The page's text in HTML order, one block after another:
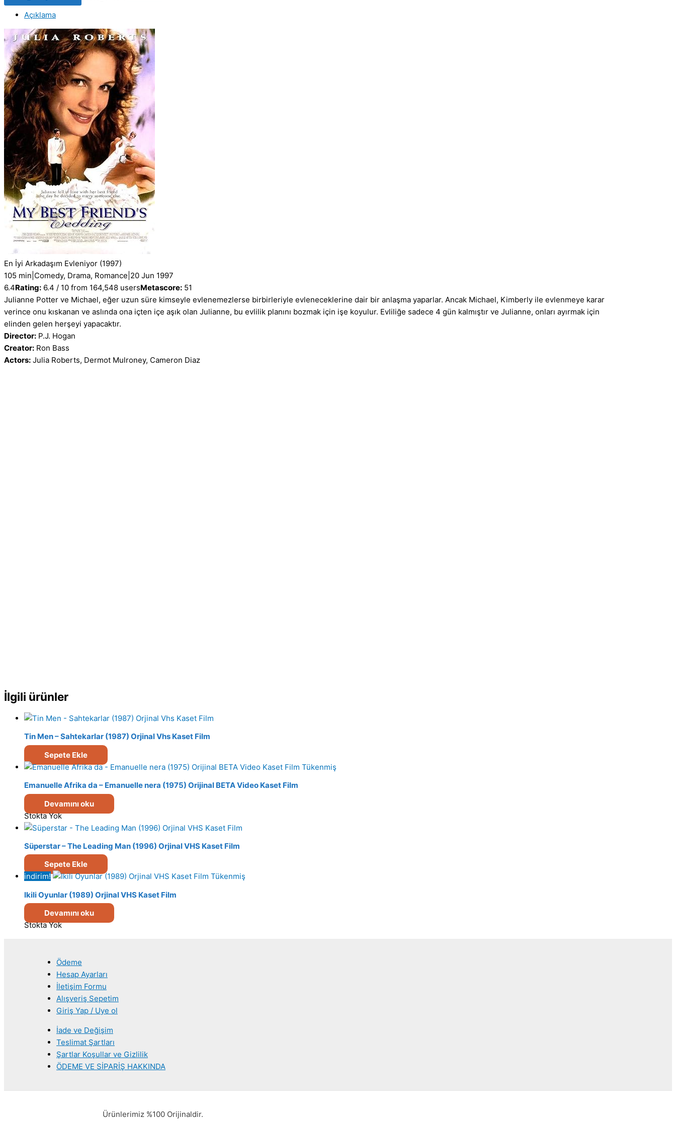
My
Friend's
Wedding
(1997)
Orjinal
VHS
Video
Kaset
Film
adet
Açıklama
En İyi Arkadaşım Evleniyor (1997)
105 min Comedy, Drama, Romance 20 Jun 1997
6.4Rating: 6.4 / 10 from 164,548 usersMetascore: 51
Julianne Potter ve Michael, eğer uzun süre kimseyle evlenemezlerse birbirleriyle evleneceklerine dair bir anlaşma yaparlar. Ancak Michael, Kimberly ile evlenmeye karar
verince onu kıskanan ve aslında ona içten içe aşık olan Julianne, bu evlilik planını bozmak için işe koyulur. Evliliğe sadece 4 gün kalmıştır ve Julianne, onları ayırmak için
elinden gelen herşeyi yapacaktır.
Director: P.J. Hogan
Creator: Ron Bass
Actors: Julia Roberts, Dermot Mulroney, Cameron Diaz
İlgili ürünler
Tin Men – Sahtekarlar (1987) Orjinal Vhs Kaset Film
Sepete Ekle
Tükenmiş
Emanuelle Afrika da – Emanuelle nera (1975) Orijinal BETA Video Kaset Film
Devamını oku
Stokta Yok
Süperstar – The Leading Man (1996) Orjinal VHS Kaset Film
Sepete Ekle
indirim!
Tükenmiş
Ikili Oyunlar (1989) Orjinal VHS Kaset Film
Devamını oku
Stokta Yok
Ödeme
Hesap Ayarları
İletişim Formu
Alışveriş Sepetim
Giriş Yap / Uye ol
İade ve Değişim
Teslimat Şartları
Şartlar Koşullar ve Gizlilik
ÖDEME VE SİPARİŞ HAKKINDA
Ürünlerimiz %100 Orijinaldir.